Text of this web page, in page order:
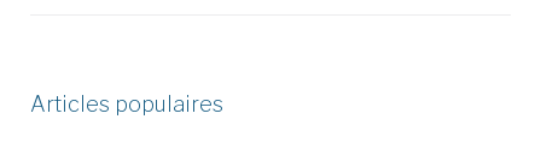
Articles populaires